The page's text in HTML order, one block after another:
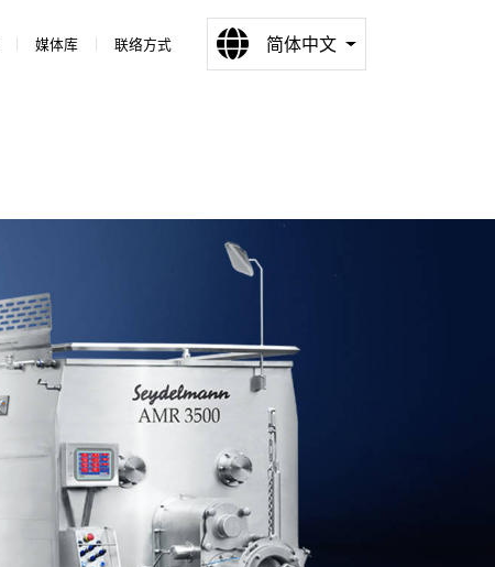
媒体库 联络方式 简体中文